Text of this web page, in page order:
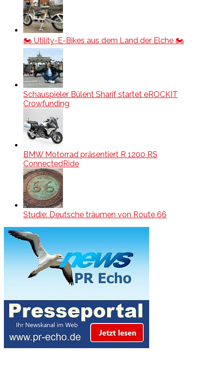
🏍️ Utility-E-Bikes aus dem Land der Elche 🏍️
Schauspieler Bülent Sharif startet eROCKIT
Crowfunding
BMW Motorrad präsentiert R 1200 RS
ConnectedRide
Studie: Deutsche träumen von Route 66